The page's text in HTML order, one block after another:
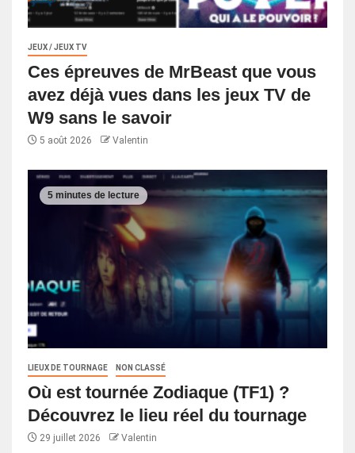
JEUX / JEUX TV
Ces épreuves de MrBeast que vous
avez déjà vues dans les jeux TV de
W9 sans le savoir
5 août 2026 Valentin
5 minutes de lecture
LIEUX DE TOURNAGE NON CLASSÉ
Où est tournée Zodiaque (TF1) ?
Découvrez le lieu réel du tournage
29 juillet 2026 Valentin